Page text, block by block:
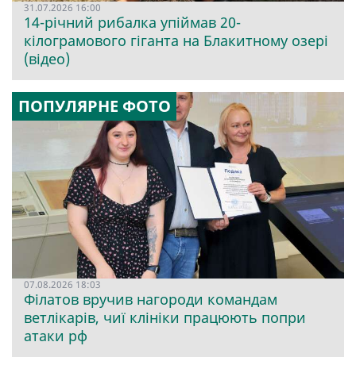
31.07.2026 16:00
14-річний рибалка упіймав 20-
кілограмового гіганта на Блакитному озері
(відео)
ПОПУЛЯРНЕ ФОТО
07.08.2026 18:03
Філатов вручив нагороди командам
ветлікарів, чиї клініки працюють попри
атаки рф